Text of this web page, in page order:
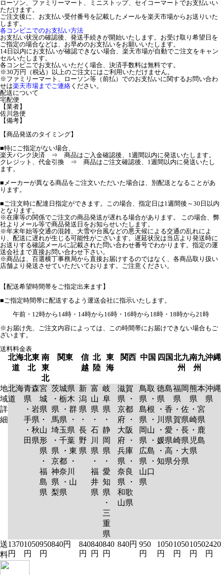
ローソン、ファミリーマート、ミニストップ、セイコーマートでお支払いい
ただけます。
ご注文後に、お支払い受付番号を記載したメールを楽天市場からお送りいた
します。
各コンビニでのお支払い方法
お支払い状況の確認後、発送手続きが開始いたします。お受け取り希望日を
ご指定の場合などは、お早めのお支払いをお願いいたします。
14日以内にお支払いが確認できない場合、楽天市場が自動でご注文をキャン
セルいたします。
各コンビニでお支払いいただく場合、決済手数料は無料です。
※30万円（税込）以上のご注文にはご利用いただけません。
※ファミリーマート、ローソン等（前払）でのお支払いに関するお問い合わ
せは楽天市場までご連絡 ください。
配送について
宅配便
【業者】
佐川急便
【備考】
【商品発送のタイミング】
■特にご指定がない場合、
楽天バンク決済 ⇒ 商品はご入金確認後、1週間以内に発送いたします。
クレジット、代金引換 ⇒ 商品はご注文確認後、1週間以内に発送いたし
ます。
■メーカーが異なる商品をご注文いただいた場合は、別配送となることがあ
ります。
■ご注文時に配達日指定ができます。この場合、指定日は1週間後～30日以内
となります。
※在庫等の関係でご注文の商品発送が遅れる場合があります。 この場合、弊
社よりメール等で商品発送日をお知らせいたします。
※年末年始等交通の混雑、大雪や台風などの悪天候による交通の乱れによ
り、配送に遅れが生じる可能性がございます。遅延状況は当店より発送時に
お送りする確認メールに記載された問い合わせ番号でわかります。指定の運
送会社まで直接お問い合わせ下さい。
※商品は、百選横丁事務局から直接お届けするのではなく、各商品取り扱い
店舗より発送させていただいております。ご注意ください。
【配送希望時間帯をご指定出来ます】
■ご指定時間帯に配送するよう運送会社に指示いたします。
午前・12時から14時・14時から16時・16時から18時・18時から21時
※お届け先、ご注文内容によっては、この時間帯にお届けできない場合もご
ざいます。
送料料金表
北海
道
北東
北
南
東
北
関東
信
越
北
陸
東
海
関西 中国 四国北九
州
南九
州
沖縄
地
域
詳
細
北海
道
青森
県
・岩
手県
・秋
田県
宮
城
県
・
山
形
県
・
福
島
県
茨城県
・栃木
県 ・群
馬県 ・
埼玉県
・千葉
県 ・東
京都 ・
神奈川
県 ・山
梨県
新
潟
県
・
長
野
県
富
山
県
・
石
川
県
・
福
井
県
岐
阜
県
・
静
岡
県
・
愛
知
県
・
三
重
県
滋賀
県 ・
京都
府 ・
大阪
府 ・
兵庫
県 ・
奈良
県 ・
和歌
山県
鳥取
県 ・
島根
県 ・
岡山
県 ・
広島
県 ・
山口
県
徳島
県
・香
川県
・愛
媛県
・高
知県
福岡
県
・佐
賀県
・長
崎県
・大
分県
熊本
県
・宮
崎県
・鹿
児島
県
沖縄
県
送
料
1370
円
1050
円
950
円
840円
840
円
840
円
840
円
840円 950
円
1050
円
1050
円
1050
円
2420
円